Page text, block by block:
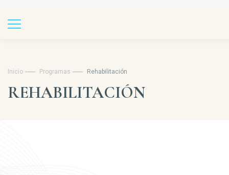
Inicio Programas Rehabilitación
REHABILITACIÓN